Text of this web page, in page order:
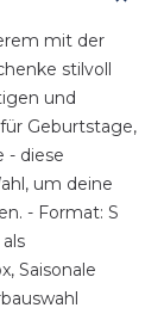
mit der
stilvoll
und
Geburtstage,
- diese
um deine
- Format: S
Saisonale